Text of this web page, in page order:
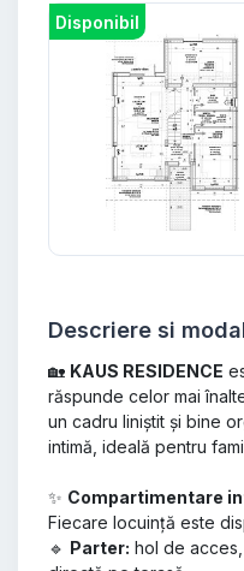
Disponibil
Descriere si
🏡 KAUS RESIDENCE
răspunde celor mai
un cadru liniștit și bine
intimă, ideală pentru
✨ Compartimentare
Fiecare locuință este
🔹 Parter: hol de